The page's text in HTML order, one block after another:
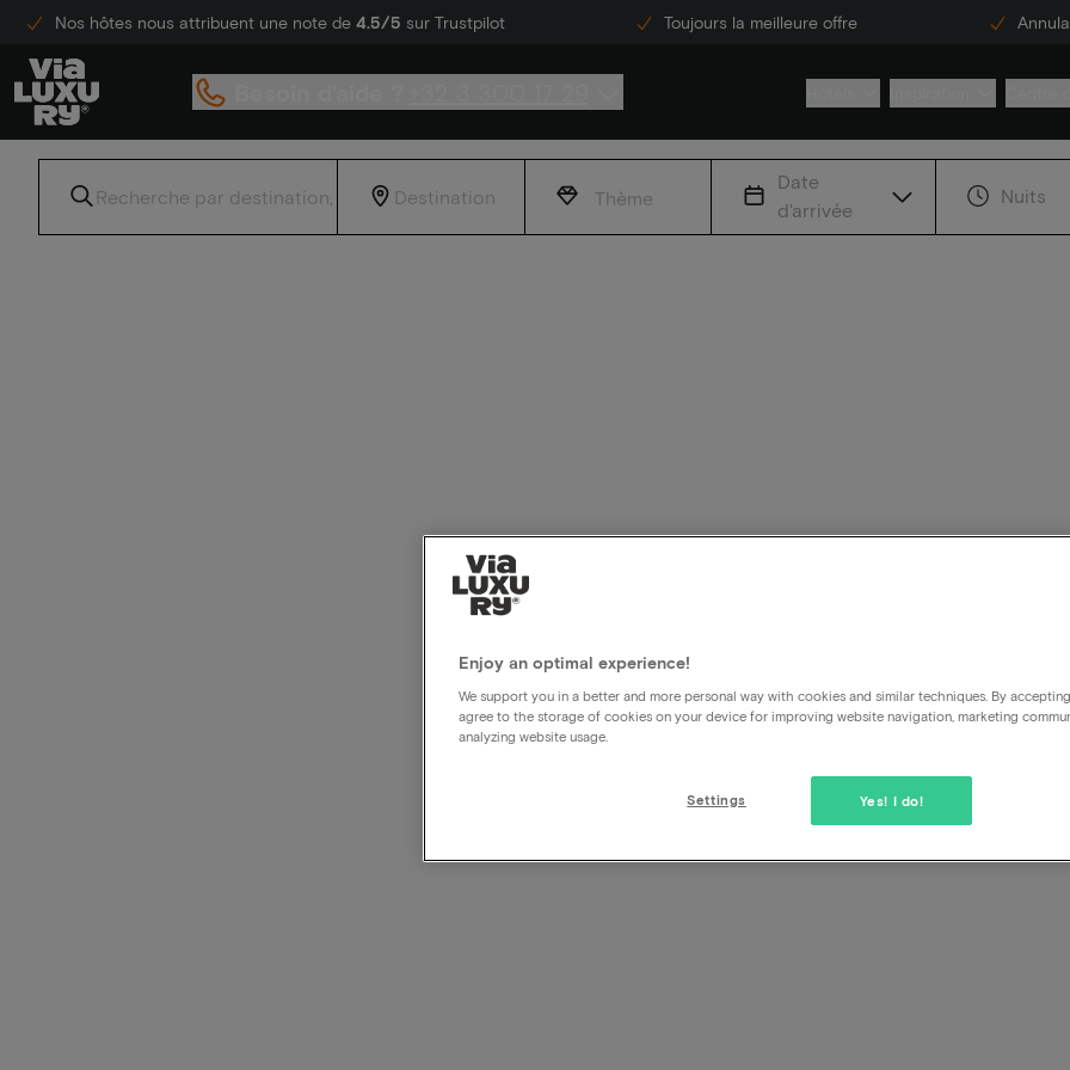
Nos hôtes nous attribuent une note de 4.5/5 sur Trustpilot Toujours la meilleure offre
Thème
Date
d'arrivée
Nuits
Contrats de
d'année
Enjoy an optimal experience!
We support you in a better and more personal way with cookies and similar techniques. By
agree to the storage of cookies on your device for improving website navigation, marketing
analyzing website usage.
Yes! I do!
Settings